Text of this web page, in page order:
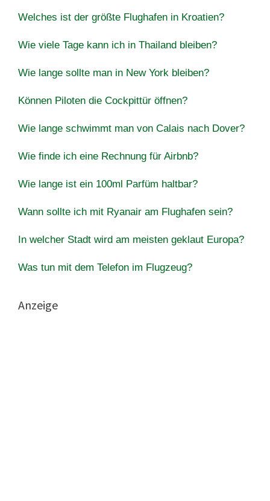
Welches ist der größte Flughafen in Kroatien?
Wie viele Tage kann ich in Thailand bleiben?
Wie lange sollte man in New York bleiben?
Können Piloten die Cockpittür öffnen?
Wie lange schwimmt man von Calais nach Dover?
Wie finde ich eine Rechnung für Airbnb?
Wie lange ist ein 100ml Parfüm haltbar?
Wann sollte ich mit Ryanair am Flughafen sein?
In welcher Stadt wird am meisten geklaut Europa?
Was tun mit dem Telefon im Flugzeug?
Anzeige